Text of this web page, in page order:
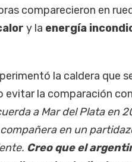
comparecieron en
y la energía
la caldera que
evitar la comparación
a Mar del Plata en
en un
Creo que el